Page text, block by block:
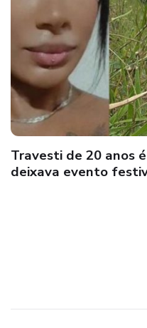
Travesti de 20 anos
deixava evento